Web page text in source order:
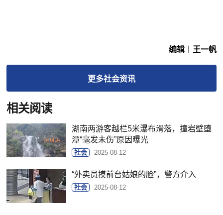
编辑︱王一帆
更多社会资讯
相关阅读
湖南两游客越栏5米瀑布滑落，撞岩壁堕
潭“毫发未伤”原因曝光
社会 2025-08-12
“外卖员摸前台姑娘的脸”，警方介入
社会 2025-08-12